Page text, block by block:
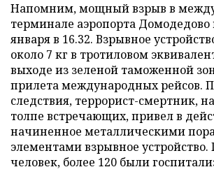
Напомним, мощный взрыв в
терминале аэропорта Домодедово
января в 16.32. Взрывное
около 7 кг в тротиловом
выходе из зеленой таможенной
прилета международных рейсов.
следствия, террорист-смертник,
толпе встречающих, привел в
начиненное металлическими
элементами взрывное устройство.
человек, более 120 были